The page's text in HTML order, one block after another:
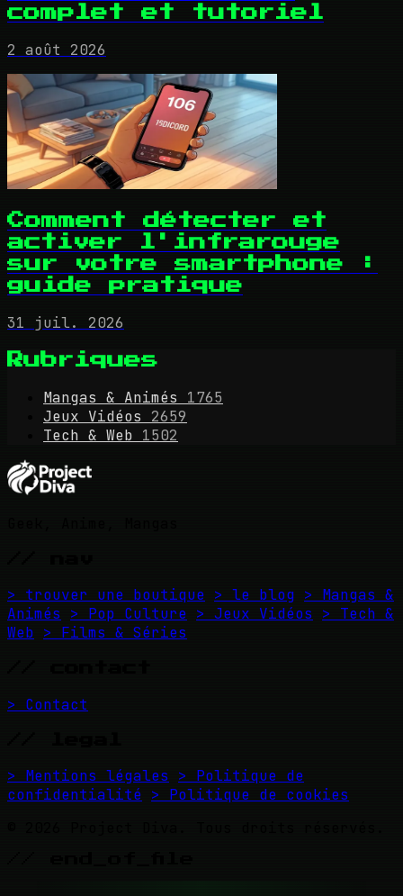
complet et tutoriel
2 août 2026
Comment détecter et
activer l'infrarouge
sur votre smartphone :
guide pratique
31 juil. 2026
Rubriques
Mangas & Animés
1765
Jeux Vidéos
2659
Tech & Web 1502
> trouver une boutique > le blog > Mangas &
Animés
> Pop Culture > Jeux Vidéos
> Tech &
Web > Films & Séries
> Contact
> Mentions légales
> Politique de
confidentialité > Politique de cookies